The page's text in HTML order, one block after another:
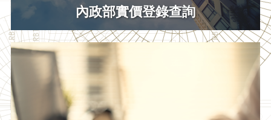
內政部實價登錄查詢